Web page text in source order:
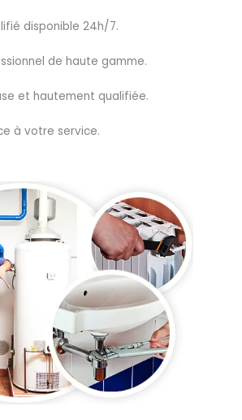
disponible 24h/7.
de haute gamme.
et hautement qualifiée.
à votre service.